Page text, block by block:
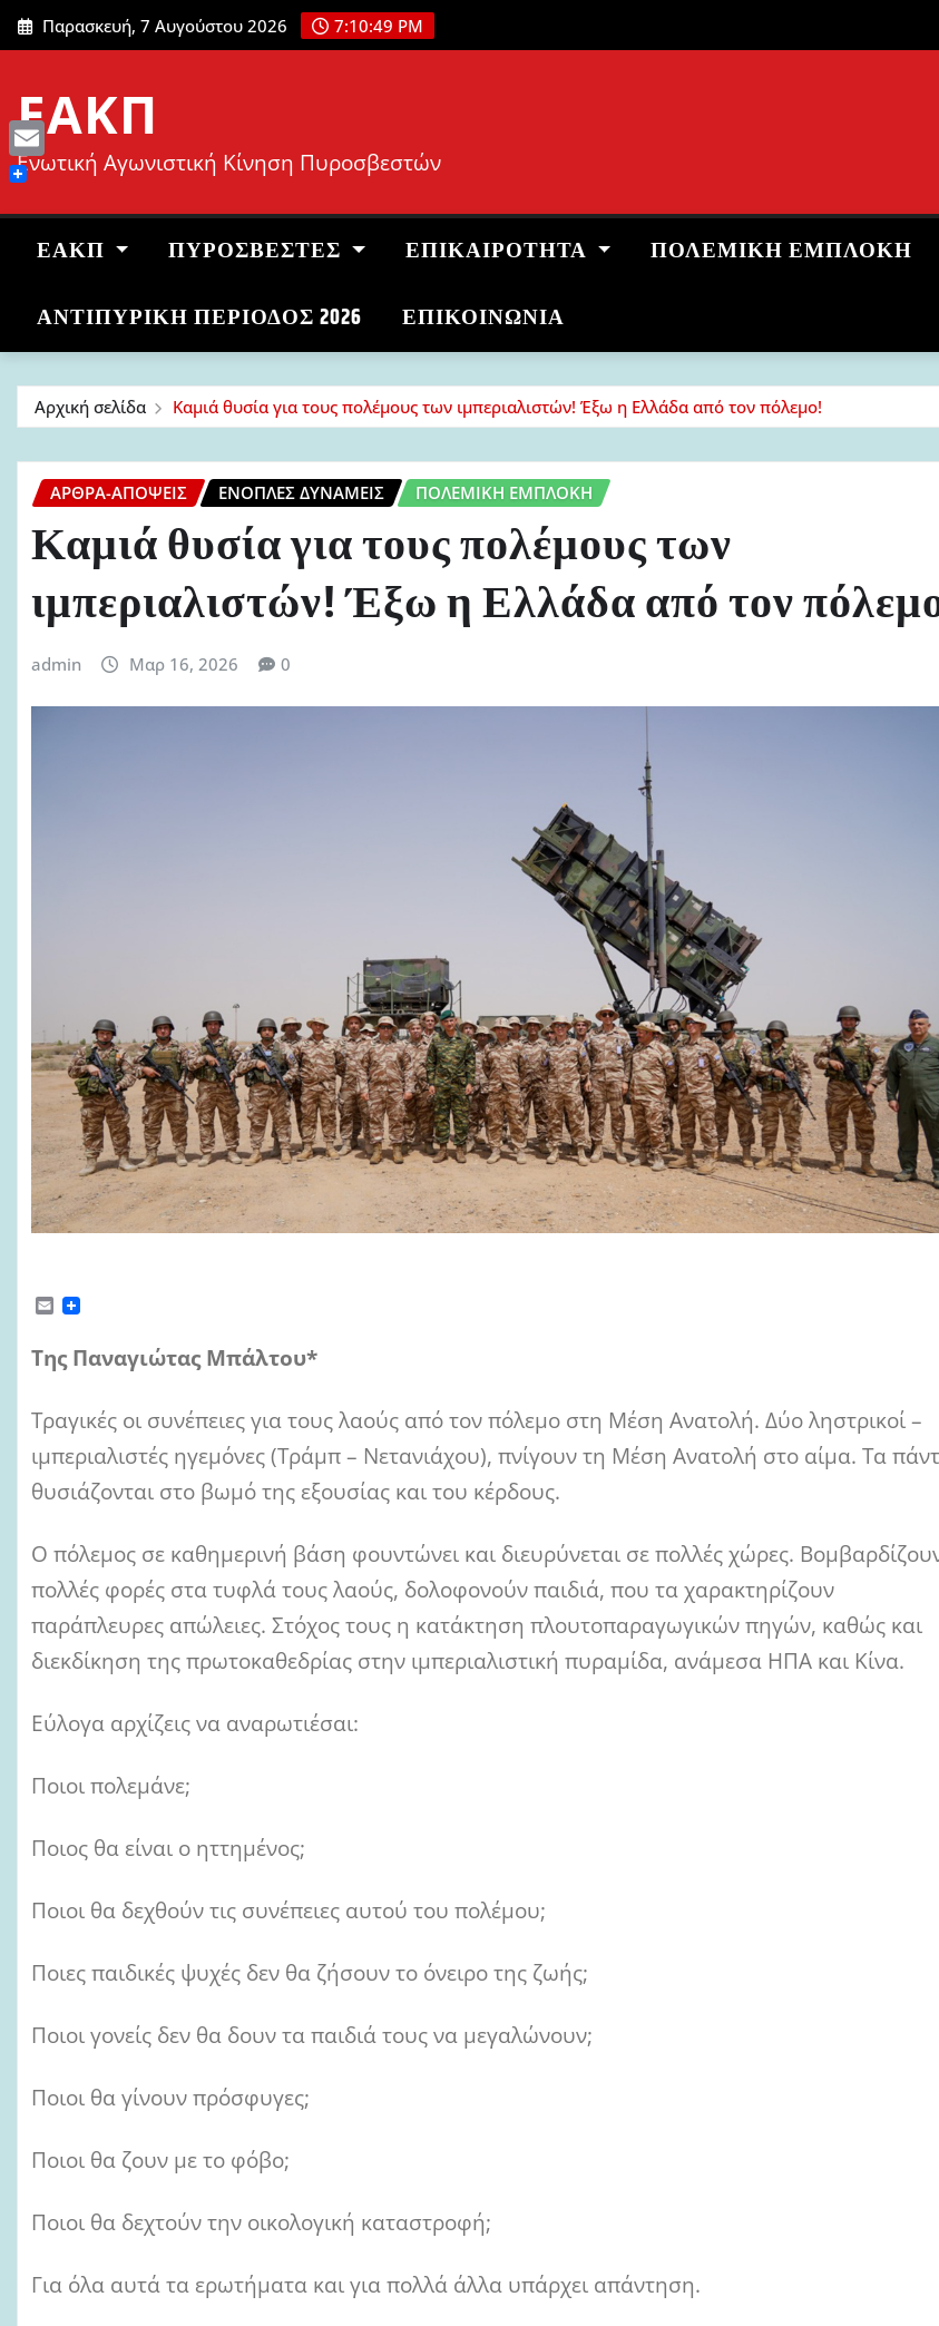
Μετάβαση
στο
Παρασκευή, 7 Αυγούστου 2026 7:10:50 PM
ΕΑΚΠ
Ενωτική Αγωνιστική Κίνηση Πυροσβεστών
ΕΑΚΠ ΠΥΡΟΣΒΈΣΤΕΣ ΕΠΙΚΑΙΡΌΤΗΤΑ ΠΟΛΕΜΙΚΉ ΕΜΠΛΟΚΉ
ΑΝΤΙΠΥΡΙΚΉ ΠΕΡΊΟΔΟΣ 2026 ΕΠΙΚΟΙΝΩΝΙΑ
Αρχική σελίδα Καμιά θυσία για τους πολέμους των ιμπεριαλιστών! Έξω η Ελλάδα από τον πόλεμο!
ΆΡΘΡΑ-ΑΠΌΨΕΙΣ ΈΝΟΠΛΕΣ ΔΥΝΆΜΕΙΣ ΠΟΛΕΜΙΚΉ ΕΜΠΛΟΚΉ
Καμιά θυσία για τους πολέμους των
ιμπεριαλιστών! Έξω η Ελλάδα από τον
admin Μαρ 16, 2026 0
E
i
l
Της Παναγιώτας Μπάλτου*
Τραγικές οι συνέπειες για τους λαούς από τον πόλεμο στη Μέση Ανατολή. Δύο ληστρικοί –
ιμπεριαλιστές ηγεμόνες (Τράμπ – Νετανιάχου), πνίγουν τη Μέση Ανατολή στο αίμα. Τα
θυσιάζονται στο βωμό της εξουσίας και του κέρδους.
Ο πόλεμος σε καθημερινή βάση φουντώνει και διευρύνεται σε πολλές χώρες.
πολλές φορές στα τυφλά τους λαούς, δολοφονούν παιδιά, που τα χαρακτηρίζουν
παράπλευρες απώλειες. Στόχος τους η κατάκτηση πλουτοπαραγωγικών πηγών, καθώς και
διεκδίκηση της πρωτοκαθεδρίας στην ιμπεριαλιστική πυραμίδα, ανάμεσα ΗΠΑ και Κίνα.
Εύλογα αρχίζεις να αναρωτιέσαι:
Ποιοι πολεμάνε;
Ποιος θα είναι ο ηττημένος;
Ποιοι θα δεχθούν τις συνέπειες αυτού του πολέμου;
Ποιες παιδικές ψυχές δεν θα ζήσουν το όνειρο της ζωής;
Ποιοι γονείς δεν θα δουν τα παιδιά τους να μεγαλώνουν;
Ποιοι θα γίνουν πρόσφυγες;
Ποιοι θα ζουν με το φόβο;
Ποιοι θα δεχτούν την οικολογική καταστροφή;
Για όλα αυτά τα ερωτήματα και για πολλά άλλα υπάρχει απάντηση.
Email